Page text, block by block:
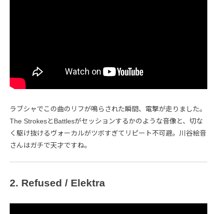
ラブシャでこの曲のリフが鳴らされた瞬間、電撃が走りました。
The StrokesとBattlesがセッションするかのような音像と、切な
く駆け抜けるヴォーカルがツボすぎてリピート不可避。川谷絵音
さんはガチで天才ですね。
2. Refused / Elektra